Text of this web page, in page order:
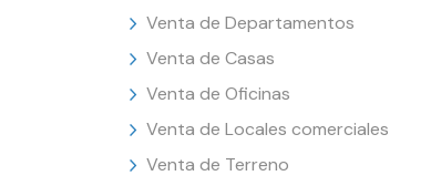
Venta de Departamentos
Venta de Casas
Venta de Oficinas
Venta de Locales comerciales
Venta de Terreno